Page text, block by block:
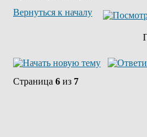
Вернуться к началу
Страница 6 из 7